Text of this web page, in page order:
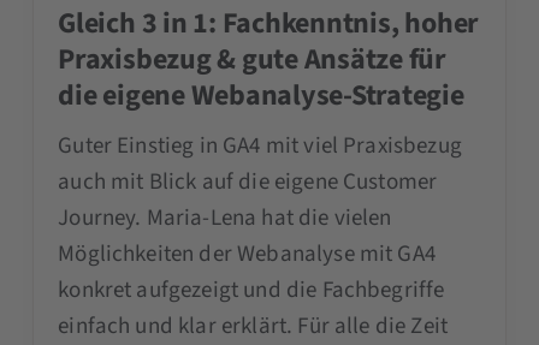
Gleich 3 in 1: Fachkenntnis, hoher
Praxisbezug & gute Ansätze für
die eigene Webanalyse-Strategie
Guter Einstieg in GA4 mit viel Praxisbezug
auch mit Blick auf die eigene Customer
Journey. Maria-Lena hat die vielen
Möglichkeiten der Webanalyse mit GA4
konkret aufgezeigt und die Fachbegriffe
einfach und klar erklärt. Für alle die Zeit